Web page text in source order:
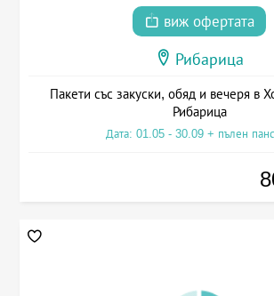
виж офертата
Рибарица
Пакети със закуски, обяд и вечеря в
Рибарица
Дата: 01.05 - 30.09 + пълен